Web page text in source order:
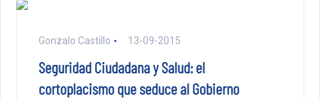
Gonzalo Castillo 13-09-2015
Seguridad Ciudadana y Salud: el
cortoplacismo que seduce al Gobierno